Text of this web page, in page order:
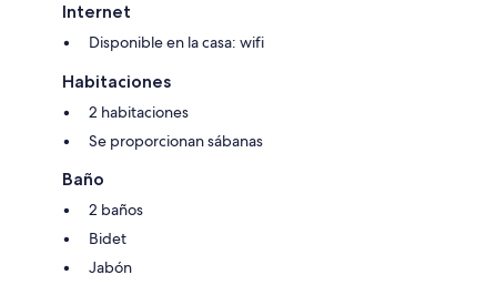
Internet
Disponible en la casa: wifi
Habitaciones
2 habitaciones
Se proporcionan sábanas
Baño
2 baños
Bidet
Jabón